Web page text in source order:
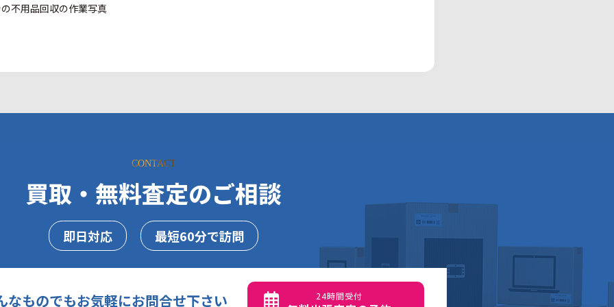
CONTACT
買取・無料査定のご相談
即日対応 最短60分で訪問
なものでもお気軽にお問合せ下さい 24時間受付